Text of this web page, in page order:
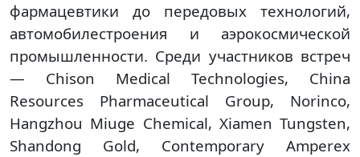
фармацевтики до передовых технологий,
автомобилестроения и аэрокосмической
промышленности. Среди участников встреч
— Chison Medical Technologies, China
Resources Pharmaceutical Group, Norinco,
Hangzhou Miuge Chemical, Xiamen Tungsten,
Shandong Gold, Contemporary Amperex